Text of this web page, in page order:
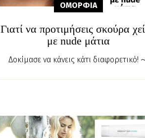
ΟΜΟΡΦΙA
Γιατί να προτιμήσεις σκούρα
με nude μάτια
Δοκίμασε να κάνεις κάτι διαφορετικό!